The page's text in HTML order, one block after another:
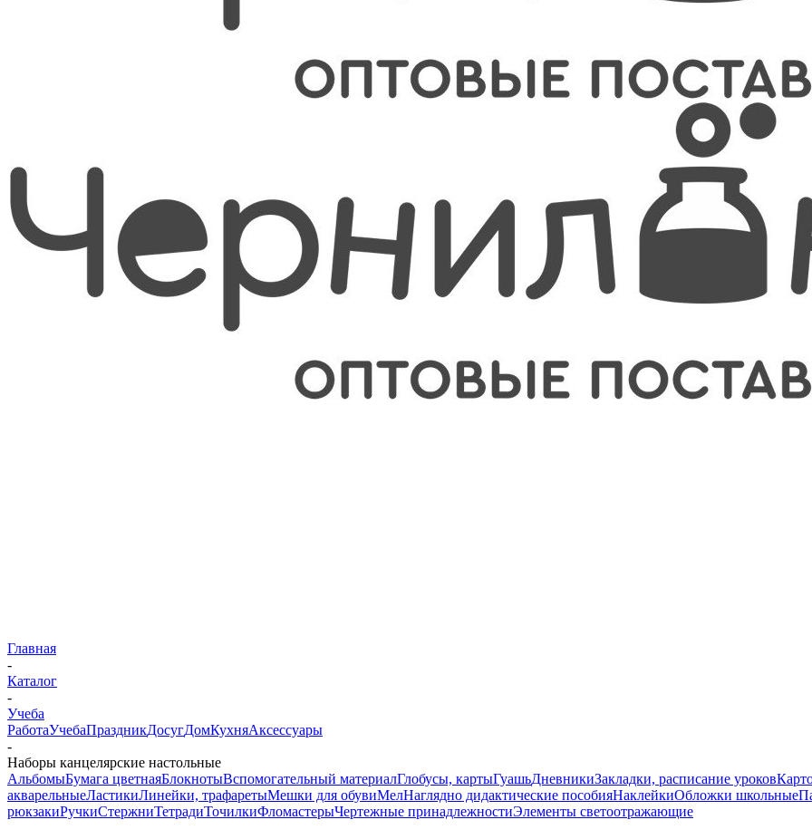
Главная
-
Каталог
-
Учеба
РаботаУчебаПраздникДосугДомКухняАксессуары
-
Наборы канцелярские настольные
АльбомыБумага цветнаяБлокнотыВспомогательный материалГлобусы, картыГуашьДневникиЗакладки, расписание уроков
акварельныеЛастикиЛинейки, трафаретыМешки для обувиМелНаглядно дидактические пособияНаклейкиОбложки школьные
рюкзакиРучкиСтержниТетрадиТочилкиФломастерыЧертежные принадлежностиЭлементы светоотражающие